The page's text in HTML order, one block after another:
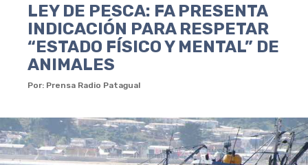
LEY DE PESCA: FA PRESENTA
INDICACIÓN PARA RESPETAR
“ESTADO FÍSICO Y MENTAL” DE
ANIMALES
Por: Prensa Radio Patagual